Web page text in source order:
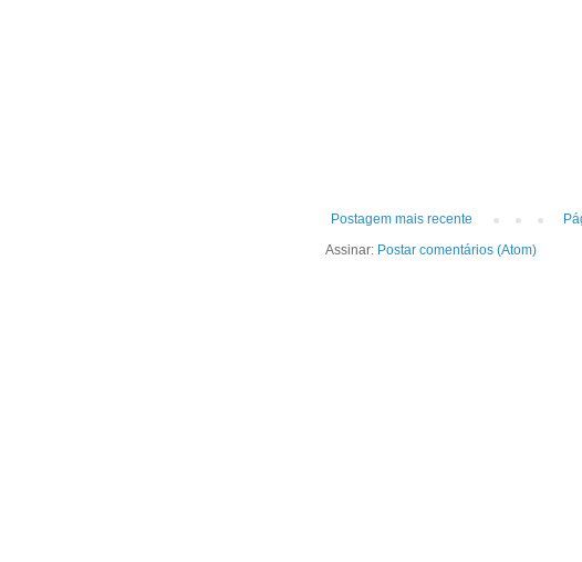
Postagem mais recente
Assinar: Postar comentários (Atom)